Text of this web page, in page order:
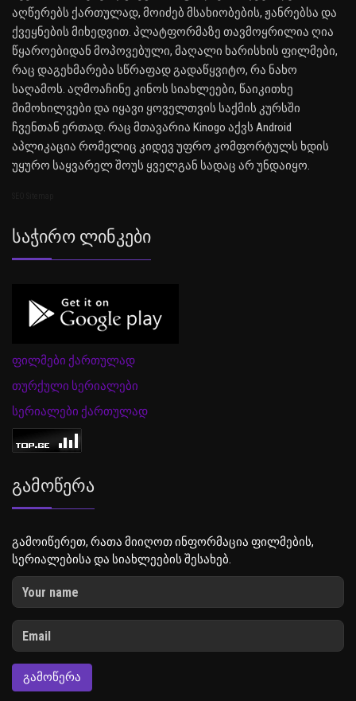
აღწერებს ქართულად, მოიძებ მსახიობების, ჟანრებსა და
ქვეყნების მიხედვით. პლატფორმაზე თავმოყრილია ღია
წყაროებიდან მოპოვებული, მაღალი ხარისხის ფილმები,
რაც დაგეხმარება სწრაფად გადაწყვიტო, რა ნახო
საღამოს. აღმოაჩინე კინოს სიახლეები, წაიკითხე
მიმოხილვები და იყავი ყოველთვის საქმის კურსში
ჩვენთან ერთად. რაც მთავარია Kinogo აქვს Android
აპლიკაცია რომელიც კიდევ უფრო კომფორტულს ხდის
უყურო საყვარელ შოუს ყველგან სადაც არ უნდაიყო.
Საჭირო Ლინკები
ფილმები ქართულად
თურქული სერიალები
სერიალები ქართულად
Გამოწერა
გამოიწერეთ, რათა მიიღოთ ინფორმაცია ფილმების,
სერიალებისა და სიახლეების შესახებ.
ᲒᲐᲛᲝᲬᲔᲠᲐ